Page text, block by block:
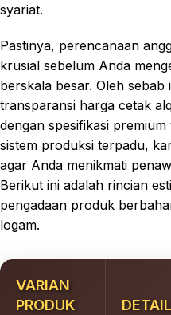
syariat.
Pastinya, perencanaan
krusial sebelum Anda
berskala besar. Oleh
transparansi harga cetak
dengan spesifikasi
sistem produksi terpadu,
agar Anda menikmati
Berikut ini adalah rincian
pengadaan produk
logam.
VARIAN
PRODUK